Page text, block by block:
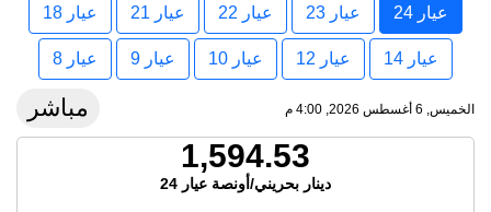
عيار 24 عيار 23 عيار 22 عيار 21 عيار 18
عيار 14 عيار 12 عيار 10 عيار 9 عيار 8
الخميس, 6 أغسطس 2026, 4:00 م مباشر
1,594.53
دينار بحريني/أونصة عيار 24